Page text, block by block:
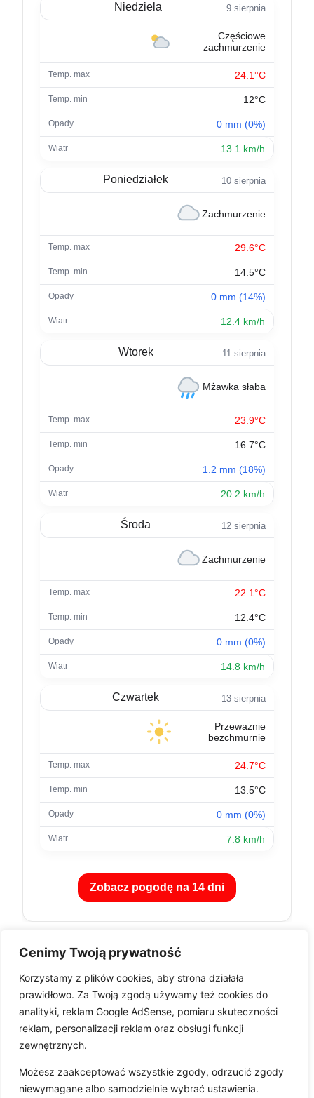
Cenimy Twoją prywatność
Korzystamy z plików cookies, aby strona działała
prawidłowo. Za Twoją zgodą używamy też cookies do
analityki, reklam Google AdSense, pomiaru skuteczności
reklam, personalizacji reklam oraz obsługi funkcji
zewnętrznych.
Możesz zaakceptować wszystkie zgody, odrzucić zgody
niewymagane albo samodzielnie wybrać ustawienia.
Niedziela 9 sierpnia
Częściowe
zachmurzenie
24.1°C
12°C
0 mm (0%)
13.1 km/h
Poniedziałek 10 sierpnia
Zachmurzenie
29.6°C
14.5°C
0 mm (14%)
12.4 km/h
Wtorek 11 sierpnia
Mżawka słaba
23.9°C
16.7°C
1.2 mm (18%)
20.2 km/h
Środa 12 sierpnia
Zachmurzenie
22.1°C
12.4°C
0 mm (0%)
14.8 km/h
Czwartek 13 sierpnia
Przeważnie
bezchmurnie
24.7°C
13.5°C
0 mm (0%)
7.8 km/h
Zobacz pogodę na 14 dni